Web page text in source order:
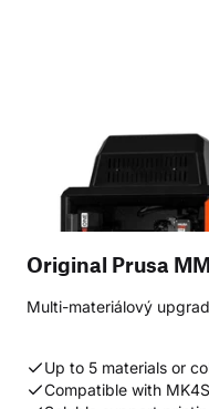
Original Prusa
Multi-materiálový
Up to 5 materials or
Compatible with